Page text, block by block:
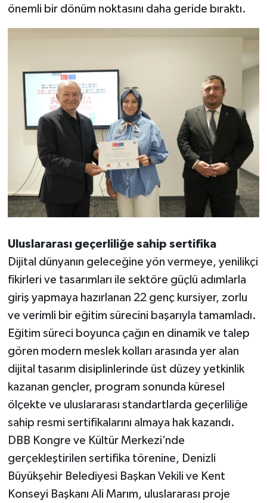
önemli bir dönüm noktasını daha geride bıraktı.
Uluslararası geçerliliğe sahip sertifika
Dijital dünyanın geleceğine yön vermeye, yenilikçi
fikirleri ve tasarımları ile sektöre güçlü adımlarla
giriş yapmaya hazırlanan 22 genç kursiyer, zorlu
ve verimli bir eğitim sürecini başarıyla tamamladı.
Eğitim süreci boyunca çağın en dinamik ve talep
gören modern meslek kolları arasında yer alan
dijital tasarım disiplinlerinde üst düzey yetkinlik
kazanan gençler, program sonunda küresel
ölçekte ve uluslararası standartlarda geçerliliğe
sahip resmi sertifikalarını almaya hak kazandı.
DBB Kongre ve Kültür Merkezi’nde
gerçekleştirilen sertifika törenine, Denizli
Büyükşehir Belediyesi Başkan Vekili ve Kent
Konseyi Başkanı Ali Marım, uluslararası proje